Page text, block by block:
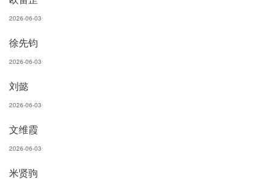
2026-06-03
徐先钧
2026-06-03
刘懿
2026-06-03
文维霞
2026-06-03
米贤驹